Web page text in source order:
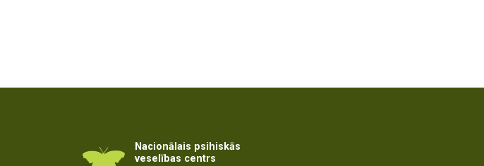
Nacionālais psihiskās
veselības centrs